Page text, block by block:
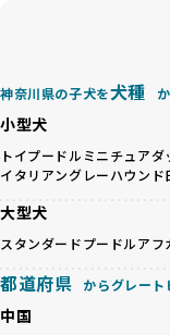
接のヒアリング、現
このプロセスによ
ーダー自身の理念や
さらに、こうした評
ため、どのブリーダ
徹底した透明性こ
す。
BreederFamiliesは
量販売、負担の大き
られるなど、心身
ちゃんの社会性や
があります。
優良ブリーダーは、
ペットショップやオ
ことを大切にしてい
接の引き渡しを基本
一方で、営利優先ブ
を軽視しがちです。
「ペットショップ等
神奈川県の子犬を犬種
小型犬
トイプードル ミニチュアダ
イタリアングレーハウンド
大型犬
スタンダードプードルアフ
都道府県 からグレー
中国